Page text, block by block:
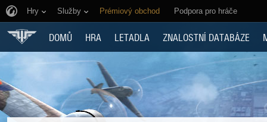
Hry Služby Prémiový obchod Podpora pro hráče
DOMŮ HRA LETADLA ZNALOSTNÍ DATABÁZE